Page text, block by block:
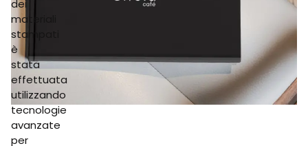
dei
materiali
stampati
è
stata
effettuata
utilizzando
tecnologie
avanzate
per